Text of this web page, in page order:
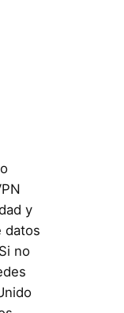
y
datos
no